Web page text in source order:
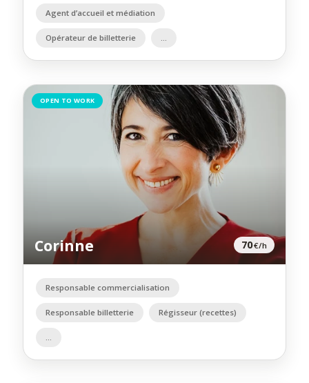
Agent d’accueil et médiation
Opérateur de billetterie
OPEN TO WORK
Corinne 70€/h
Responsable commercialisation
Responsable billetterie Régisseur (recettes)